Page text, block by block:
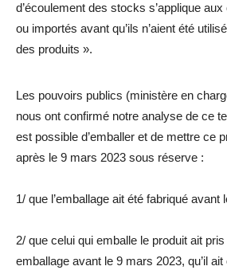
d’écoulement des stocks s’applique
ou importés avant qu’ils n’aient été
des produits ».
Les pouvoirs publics (ministère en
nous ont confirmé notre analyse de ce
est possible d’emballer et de mettre ce
après le 9 mars 2023 sous réserve :
1/ que l’emballage ait été fabriqué avant
2/ que celui qui emballe le produit ait
emballage avant le 9 mars 2023, qu’il